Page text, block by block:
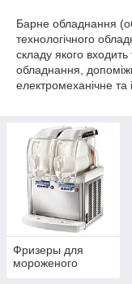
Барне обладнання
технологічного
складу якого
обладнання,
електромеханічне та
Фризеры для
мороженого